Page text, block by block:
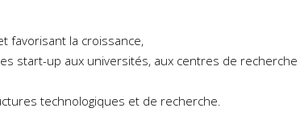
favorisant la croissance,
start-up aux universités, aux centres de
technologiques et de recherche.